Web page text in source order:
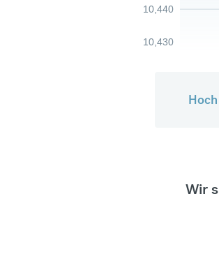
10,430
10,440
Hoch
Wir